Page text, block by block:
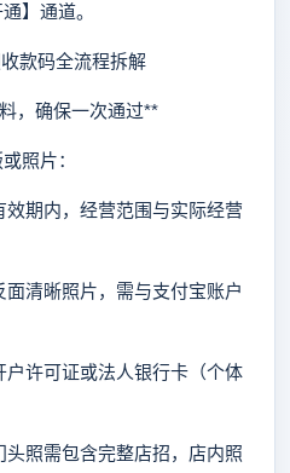
】通道。
款码全流程拆解
，确保一次通过**
照片：
期内，经营范围与实际经营
清晰照片，需与支付宝账户
许可证或法人银行卡（个体
照需包含完整店招，店内照